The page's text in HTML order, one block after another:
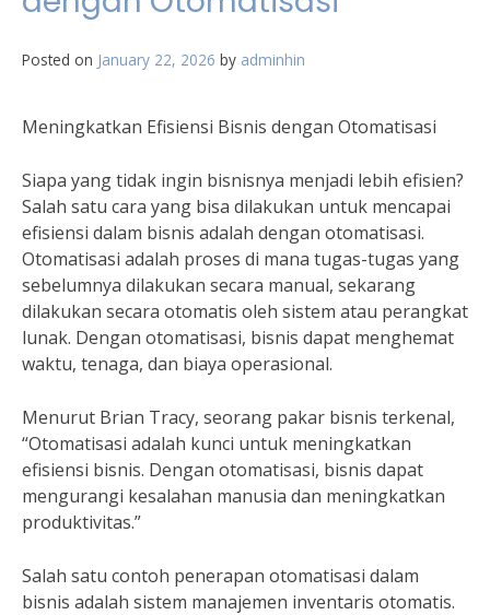
Posted on January 22, 2026 by adminhin
Meningkatkan Efisiensi Bisnis dengan Otomatisasi
Siapa yang tidak ingin bisnisnya menjadi lebih efisien?
Salah satu cara yang bisa dilakukan untuk mencapai
efisiensi dalam bisnis adalah dengan otomatisasi.
Otomatisasi adalah proses di mana tugas-tugas yang
sebelumnya dilakukan secara manual, sekarang
dilakukan secara otomatis oleh sistem atau perangkat
lunak. Dengan otomatisasi, bisnis dapat menghemat
waktu, tenaga, dan biaya operasional.
Menurut Brian Tracy, seorang pakar bisnis terkenal,
“Otomatisasi adalah kunci untuk meningkatkan
efisiensi bisnis. Dengan otomatisasi, bisnis dapat
mengurangi kesalahan manusia dan meningkatkan
produktivitas.”
Salah satu contoh penerapan otomatisasi dalam
bisnis adalah sistem manajemen inventaris otomatis.